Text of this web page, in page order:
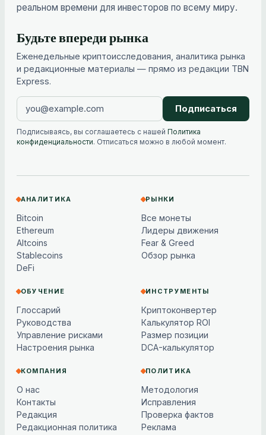
реальном времени для инвесторов по всему миру.
Будьте впереди рынка
Еженедельные криптоисследования, аналитика рынка
и редакционные материалы — прямо из редакции TBN
Express.
Подписаться
Подписываясь, вы соглашаетесь с нашей Политика
конфиденциальности. Отписаться можно в любой момент.
АНАЛИТИКА
Bitcoin
Ethereum
Altcoins
Stablecoins
DeFi
РЫНКИ
Все монеты
Лидеры движения
Fear & Greed
Обзор рынка
ОБУЧЕНИЕ
Глоссарий
Руководства
Управление рисками
Настроения рынка
ИНСТРУМЕНТЫ
Криптоконвертер
Калькулятор ROI
Размер позиции
DCA-калькулятор
КОМПАНИЯ
О нас
Контакты
Редакция
Редакционная политика
ПОЛИТИКА
Методология
Исправления
Проверка фактов
Реклама